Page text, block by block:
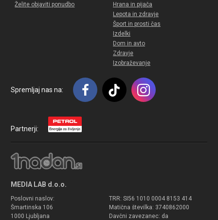
Želite objaviti ponudbo
Hrana in pijača
Lepota in zdravje
Šport in prosti čas
Izdelki
Dom in avto
Zdravje
Izobraževanje
Spremljaj nas na:
Partnerji:
MEDIA LAB d.o.o.
Poslovni naslov:
Šmartinska 106
1000 Ljubljana
TRR: SI56 1010 0004 8153 414
Matična številka: 3740862000
Davčni zavezanec: da